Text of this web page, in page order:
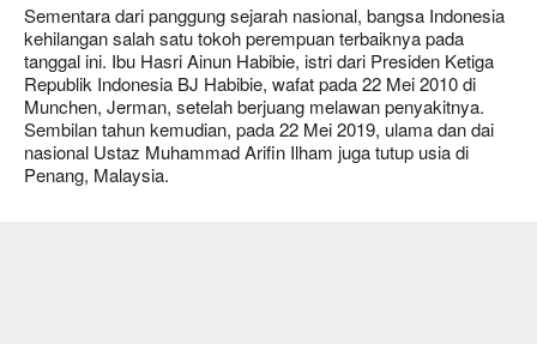
Sementara dari panggung sejarah nasional, bangsa Indonesia
kehilangan salah satu tokoh perempuan terbaiknya pada
tanggal ini. Ibu Hasri Ainun Habibie, istri dari Presiden Ketiga
Republik Indonesia BJ Habibie, wafat pada 22 Mei 2010 di
Munchen, Jerman, setelah berjuang melawan penyakitnya.
Sembilan tahun kemudian, pada 22 Mei 2019, ulama dan dai
nasional Ustaz Muhammad Arifin Ilham juga tutup usia di
Penang, Malaysia.